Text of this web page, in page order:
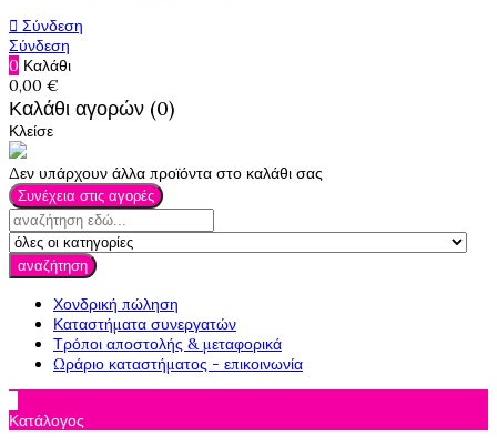
 Σύνδεση
Σύνδεση
0 Καλάθι
0,00 €
Καλάθι αγορών (0)
Κλείσε
Δεν υπάρχουν άλλα προϊόντα στο καλάθι σας
Συνέχεια στις αγορές
αναζήτηση
Χονδρική πώληση
Καταστήματα συνεργατών
Τρόποι αποστολής & μεταφορικά
Ωράριο καταστήματος - επικοινωνία
Κατάλογος